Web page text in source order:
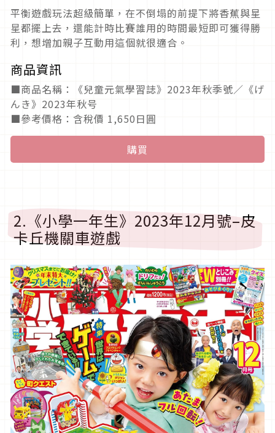
平衡遊戲玩法超級簡單，在不倒塌的前提下將香蕉與星
星都擺上去，還能計時比賽誰用的時間最短即可獲得勝
利，想增加親子互動用這個就很適合。
商品資訊
■商品名稱：《兒童元氣學習誌》2023年秋季號／《げ
んき》2023年秋号
■參考價格：含稅價 1,650日圓
購買
2.《小學一年生》2023年12月號–皮
卡丘機關車遊戲